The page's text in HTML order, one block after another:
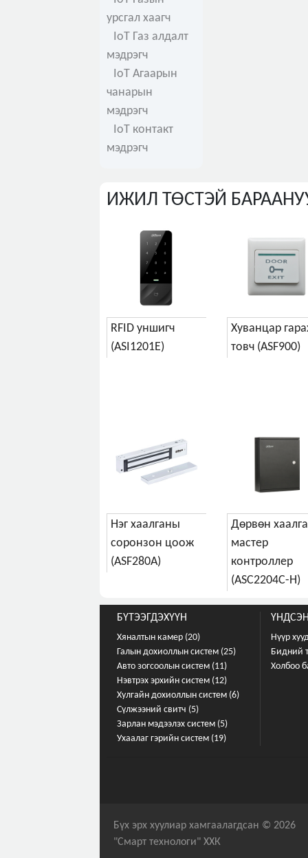
урсгал хаагч
IoT Газ алдалт
мэдрэгч
IoT Агаарын
чанарын
мэдрэгч
IoT контакт
мэдрэгч
ИЖИЛ ТӨСТЭЙ
RFID уншигч
(ASI1201E)
Хуванцар
товч (ASF900)
Нэг хаалганы
соронзон цоож
(ASF280A)
Дөрвөн
мастер
контроллер
(ASC2204C-H)
БҮТЭЭГДЭХҮҮН
Хяналтын камер (20)
Галын дохиоллын систем (25)
Авто зогсоолын систем (11)
Нэвтрэх эрхийн систем (12)
Хулгайн дохиоллын систем (6)
Сүлжээний свитч (5)
Зарлан мэдээлэх систем (5)
Ухаалаг гэрийн систем (19)
Нүүр
Бидний
Холбоо
Бүх эрх хуулиар хамгаалагдсан © 2026
"Смарт технологи" ХХК